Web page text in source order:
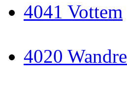
4041 Vottem
4020 Wandre